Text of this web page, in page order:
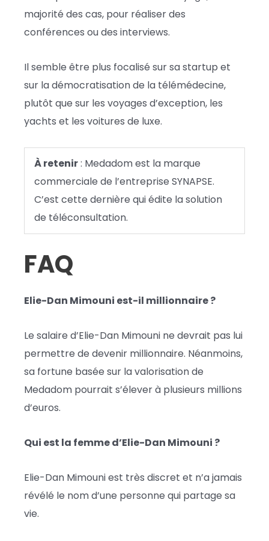
majorité des cas, pour réaliser des
conférences ou des interviews.
Il semble être plus focalisé sur sa startup et
sur la démocratisation de la télémédecine,
plutôt que sur les voyages d’exception, les
yachts et les voitures de luxe.
À retenir: Medadom est la marque
commerciale de l’entreprise SYNAPSE.
C’est cette dernière qui édite la solution
de téléconsultation.
FAQ
Elie-Dan Mimouni est-il millionnaire ?
Le salaire d’Elie-Dan Mimouni ne devrait pas lui
permettre de devenir millionnaire. Néanmoins,
sa fortune basée sur la valorisation de
Medadom pourrait s’élever à plusieurs millions
d’euros.
Qui est la femme d’Elie-Dan Mimouni ?
Elie-Dan Mimouni est très discret et n’a jamais
révélé le nom d’une personne qui partage sa
vie.